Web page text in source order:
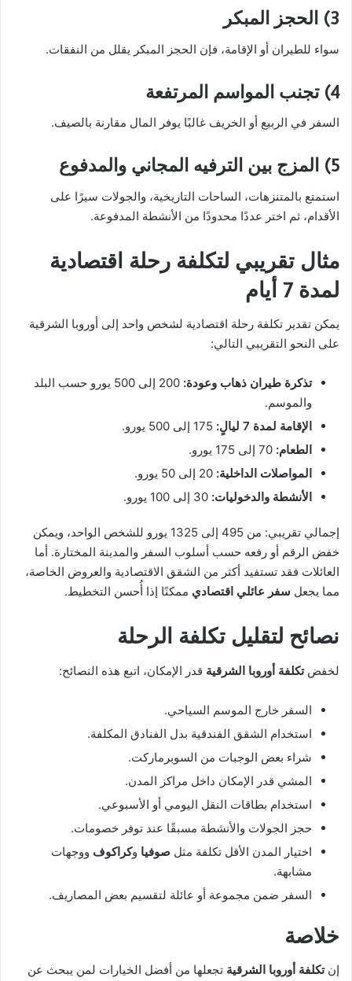
3) الحجز المبكر
سواء للطيران أو الإقامة، فإن الحجز المبكر يقلل من النفقات.
4) تجنب المواسم المرتفعة
السفر في الربيع أو الخريف غالبًا يوفر المال مقارنة بالصيف.
5) المزج بين الترفيه المجاني والمدفوع
استمتع بالمتنزهات، الساحات التاريخية، والجولات سيرًا على
الأقدام، ثم اختر عددًا محدودًا من الأنشطة المدفوعة.
مثال تقريبي لتكلفة رحلة اقتصادية
لمدة 7 أيام
يمكن تقدير تكلفة رحلة اقتصادية لشخص واحد إلى أوروبا الشرقية
على النحو التقريبي التالي:
تذكرة طيران ذهاب وعودة:
200 إلى 500 يورو حسب البلد
والموسم.
الإقامة لمدة 7 ليالٍ:
الطعام:
المواصلات الداخلية:
الأنشطة والدخوليات:
إجمالي تقريبي: من 495 إلى 1325 يورو للشخص الواحد، ويمكن
خفض الرقم أو رفعه حسب أسلوب السفر والمدينة المختارة. أما
العائلات فقد تستفيد أكثر من الشقق الاقتصادية والعروض الخاصة،
مما يجعل سفر عائلي اقتصادي ممكنًا إذا أُحسن التخطيط.
نصائح لتقليل تكلفة الرحلة
لخفضتكلفة أوروبا الشرقية قدر الإمكان، اتبع هذه النصائح:
السفر خارج الموسم السياحي.
استخدام الشقق الفندقية بدل الفنادق المكلفة.
شراء بعض الوجبات من السوبرماركت.
المشي قدر الإمكان داخل مراكز المدن.
استخدام بطاقات النقل اليومي أو الأسبوعي.
حجز الجولات والأنشطة مسبقًا عند توفر خصومات.
اختيار المدن الأقل تكلفة مثل صوفيا وكراكوف ووجهات
مشابهة.
السفر ضمن مجموعة أو عائلة لتقسيم بعض المصاريف.
خلاصة
إنتكلفة أوروبا الشرقية تجعلها من أفضل الخيارات لمن يبحث عن